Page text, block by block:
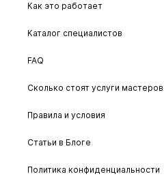
Как это работает
Каталог специалистов
FAQ
Сколько стоят услуги мастеров
Правила и условия
Статьи в Блоге
Политика конфиденциальности